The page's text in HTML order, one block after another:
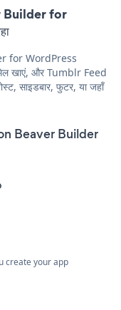
Builder for
for WordPress
मेल खाएं, और Tumblr Feed
साइडबार, फुटर, या जहाँ
Beaver Builder
create your app